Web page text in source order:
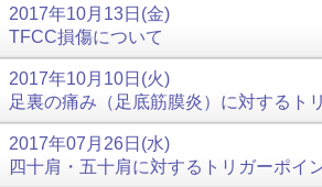
2017年10月13日(金)
TFCC損傷について
2017年10月10日(火)
足裏の痛み（足底筋膜炎）に対するト
2017年07月26日(水)
四十肩・五十肩に対するトリガーポイ